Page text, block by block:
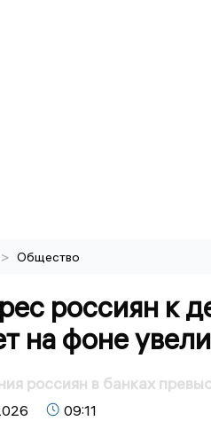
> Общество
россиян к
на фоне
россиян в банках
09:11